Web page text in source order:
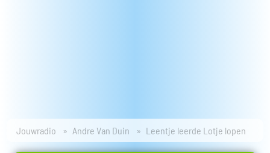
Jouwradio Andre Van Duin Leentje leerde Lotje lopen